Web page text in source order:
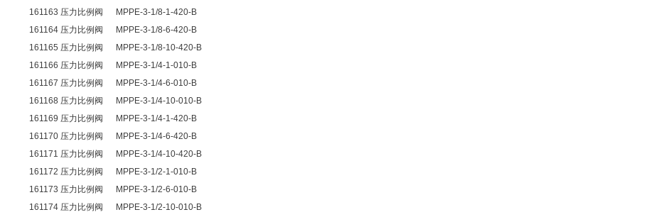
161163 压力比例阀
MPPE-3-1/8-1-420-B
161164 压力比例阀
MPPE-3-1/8-6-420-B
161165 压力比例阀
MPPE-3-1/8-10-420-B
161166 压力比例阀
MPPE-3-1/4-1-010-B
161167 压力比例阀
MPPE-3-1/4-6-010-B
161168 压力比例阀
MPPE-3-1/4-10-010-B
161169 压力比例阀
MPPE-3-1/4-1-420-B
161170 压力比例阀
MPPE-3-1/4-6-420-B
161171 压力比例阀
MPPE-3-1/4-10-420-B
161172 压力比例阀
MPPE-3-1/2-1-010-B
161173 压力比例阀
MPPE-3-1/2-6-010-B
161174 压力比例阀
MPPE-3-1/2-10-010-B